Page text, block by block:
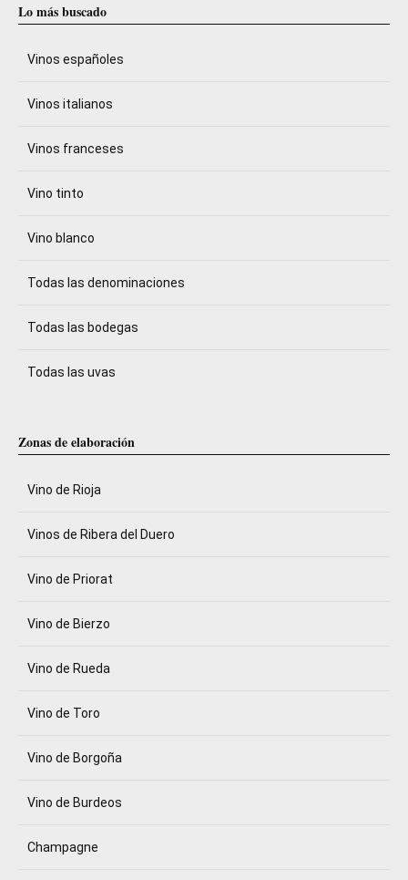
Lo más buscado
Vinos españoles
Vinos italianos
Vinos franceses
Vino tinto
Vino blanco
Todas las denominaciones
Todas las bodegas
Todas las uvas
Zonas de elaboración
Vino de Rioja
Vinos de Ribera del Duero
Vino de Priorat
Vino de Bierzo
Vino de Rueda
Vino de Toro
Vino de Borgoña
Vino de Burdeos
Champagne